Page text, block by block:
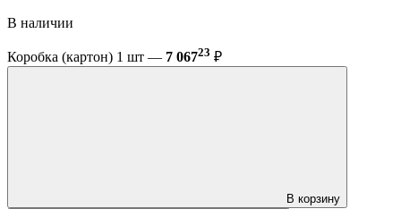
В наличии
Коробка (картон) 1 шт — 7 06723 ₽
В корзину